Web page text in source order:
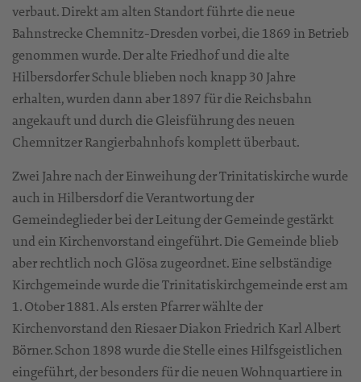
verbaut. Direkt am alten Standort führte die neue
Bahnstrecke Chemnitz-Dresden vorbei, die 1869 in Betrieb
genommen wurde. Der alte Friedhof und die alte
Hilbersdorfer Schule blieben noch knapp 30 Jahre
erhalten, wurden dann aber 1897 für die Reichsbahn
angekauft und durch die Gleisführung des neuen
Chemnitzer Rangierbahnhofs komplett überbaut.
Zwei Jahre nach der Einweihung der Trinitatiskirche wurde
auch in Hilbersdorf die Verantwortung der
Gemeindeglieder bei der Leitung der Gemeinde gestärkt
und ein Kirchenvorstand eingeführt. Die Gemeinde blieb
aber rechtlich noch Glösa zugeordnet. Eine selbständige
Kirchgemeinde wurde die Trinitatiskirchgemeinde erst am
1. Otober 1881. Als ersten Pfarrer wählte der
Kirchenvorstand den Riesaer Diakon Friedrich Karl Albert
Börner. Schon 1898 wurde die Stelle eines Hilfsgeistlichen
eingeführt, der besonders für die neuen Wohnquartiere in